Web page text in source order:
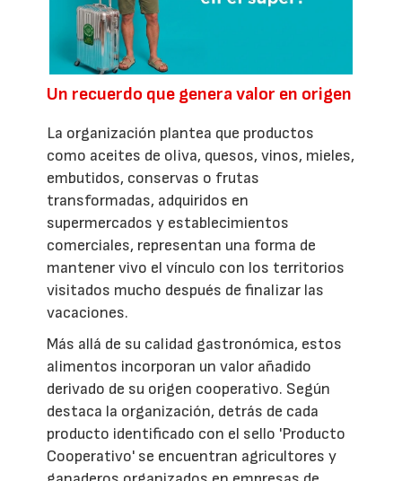
Un recuerdo que genera valor en origen
La organización plantea que productos
como aceites de oliva, quesos, vinos, mieles,
embutidos, conservas o frutas
transformadas, adquiridos en
supermercados y establecimientos
comerciales, representan una forma de
mantener vivo el vínculo con los territorios
visitados mucho después de finalizar las
vacaciones.
Más allá de su calidad gastronómica, estos
alimentos incorporan un valor añadido
derivado de su origen cooperativo. Según
destaca la organización, detrás de cada
producto identificado con el sello 'Producto
Cooperativo' se encuentran agricultores y